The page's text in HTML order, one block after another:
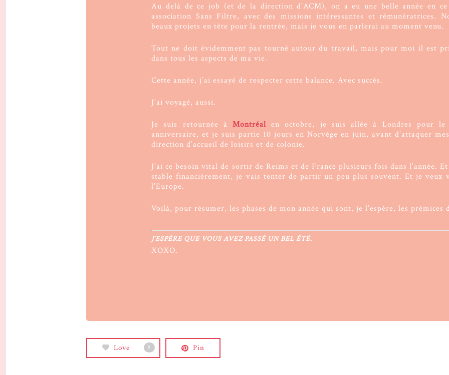
Au delà de ce job (et de la direction d’ACM), on a eu une belle année en
association Sans Filtre, avec des missions intéressantes et rémunératrices.
beaux projets en tête pour la rentrée, mais je vous en parlerai au moment venu.
Tout ne doit évidemment pas tourné autour du travail, mais pour moi il est
dans tous les aspects de ma vie.
Cette année, j’ai essayé de respecter cette balance. Avec succès.
J’ai voyagé, aussi.
Je suis retournée àMontréal en octobre, je suis allée à Londres pour le
anniversaire, et je suis partie 10 jours en Norvège en juin, avant d’attaquer
direction d’accueil de loisirs et de colonie.
J’ai ce besoin vital de sortir de Reims et de France plusieurs fois dans l’année.
stable financièrement, je vais tenter de partir un peu plus souvent. Et je veux
l’Europe.
Voilà, pour résumer, les phases de mon année qui sont, je l’espère, les prémices
J’ESPÈRE QUE VOUS AVEZ PASSÉ UN BEL ÉTÉ.
XOXO.
Love 8 Pin